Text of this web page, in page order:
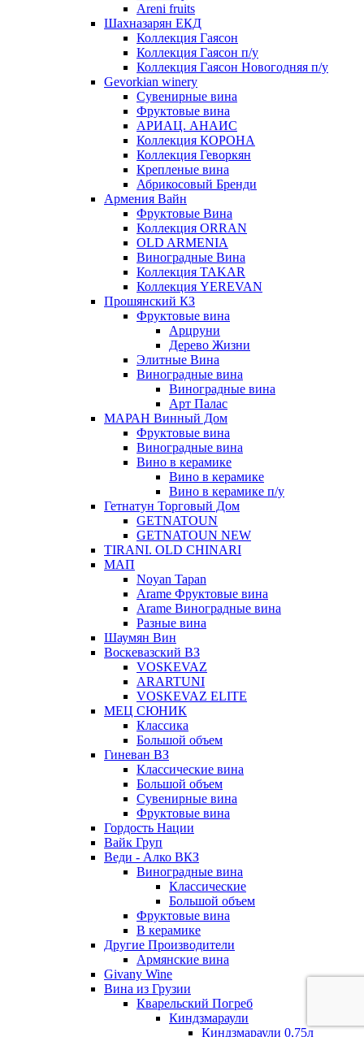
Areni fruits
Шахназарян ЕКД
Коллекция Гаясон
Коллекция Гаясон п/у
Коллекция Гаясон Новогодняя п/у
Gevorkian winery
Сувенирные вина
Фруктовые вина
АРИАЦ. АНАИС
Коллекция КОРОНА
Коллекция Геворкян
Крепленые вина
Абрикосовый Бренди
Армения Вайн
Фруктовые Вина
Коллекция ORRAN
OLD ARMENIA
Виноградные Вина
Коллекция TAKAR
Коллекция YEREVAN
Прошянский КЗ
Фруктовые вина
Арцруни
Дерево Жизни
Элитные Вина
Виноградные вина
Виноградные вина
Арт Палас
МАРАН Винный Дом
Фруктовые вина
Виноградные вина
Вино в керамике
Вино в керамике
Вино в керамике п/у
Гетнатун Торговый Дом
GETNATOUN
GETNATOUN NEW
TIRANI. OLD CHINARI
МАП
Noyan Tapan
Arame Фруктовые вина
Arame Виноградные вина
Разные вина
Шаумян Вин
Воскевазский ВЗ
VOSKEVAZ
ARARTUNI
VOSKEVAZ ELITE
МЕЦ СЮНИК
Классика
Большой объем
Гиневан ВЗ
Классические вина
Большой объем
Сувенирные вина
Фруктовые вина
Гордость Нации
Вайк Груп
Веди - Алко ВКЗ
Виноградные вина
Классические
Большой объем
Фруктовые вина
В керамике
Другие Производители
Армянские вина
Givany Wine
Вина из Грузии
Кварельский Погреб
Киндзмараули
Киндзмараули 0,75л